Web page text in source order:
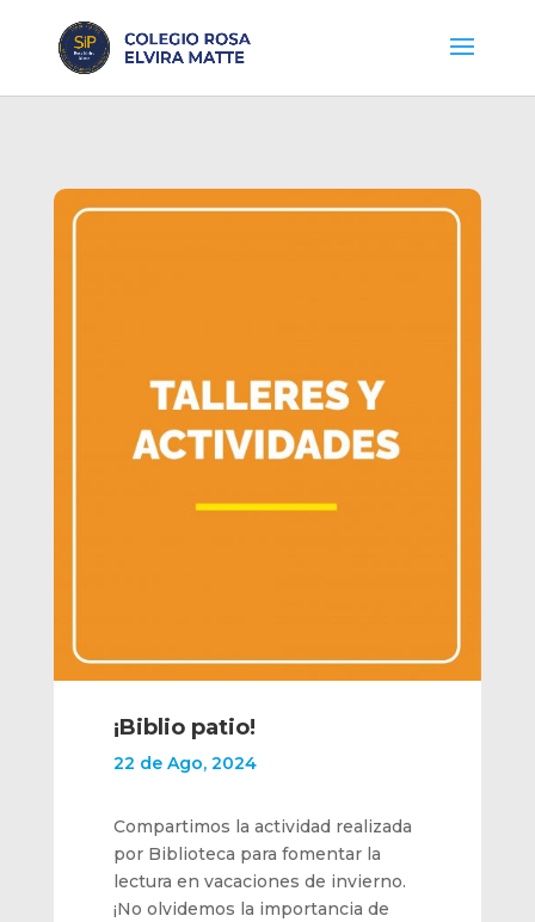
¡Biblio patio!
22 de Ago, 2024
Compartimos la actividad realizada
por Biblioteca para fomentar la
lectura en vacaciones de invierno.
¡No olvidemos la importancia de